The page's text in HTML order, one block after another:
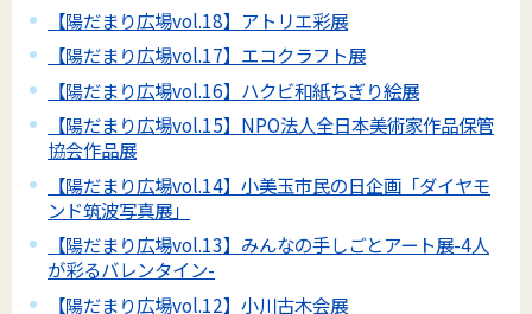
【陽だまり広場vol.18】アトリエ彩展
【陽だまり広場vol.17】エコクラフト展
【陽だまり広場vol.16】ハクビ和紙ちぎり絵展
【陽だまり広場vol.15】NPO法人全日本美術家作品保管
協会作品展
【陽だまり広場vol.14】小美玉市民の日企画「ダイヤモ
ンド筑波写真展」
【陽だまり広場vol.13】みんなの手しごとアート展-4人
が彩るバレンタイン-
【陽だまり広場vol.12】小川古木会展